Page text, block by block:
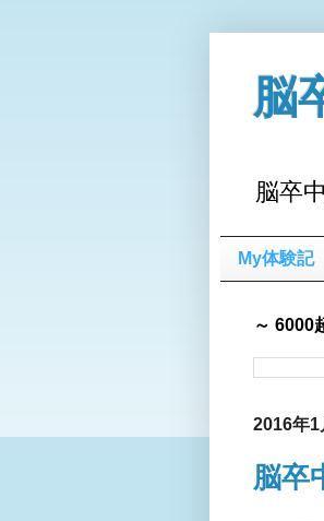
脳
脳卒
My体験記
～ 6000
2016年1
脳卒